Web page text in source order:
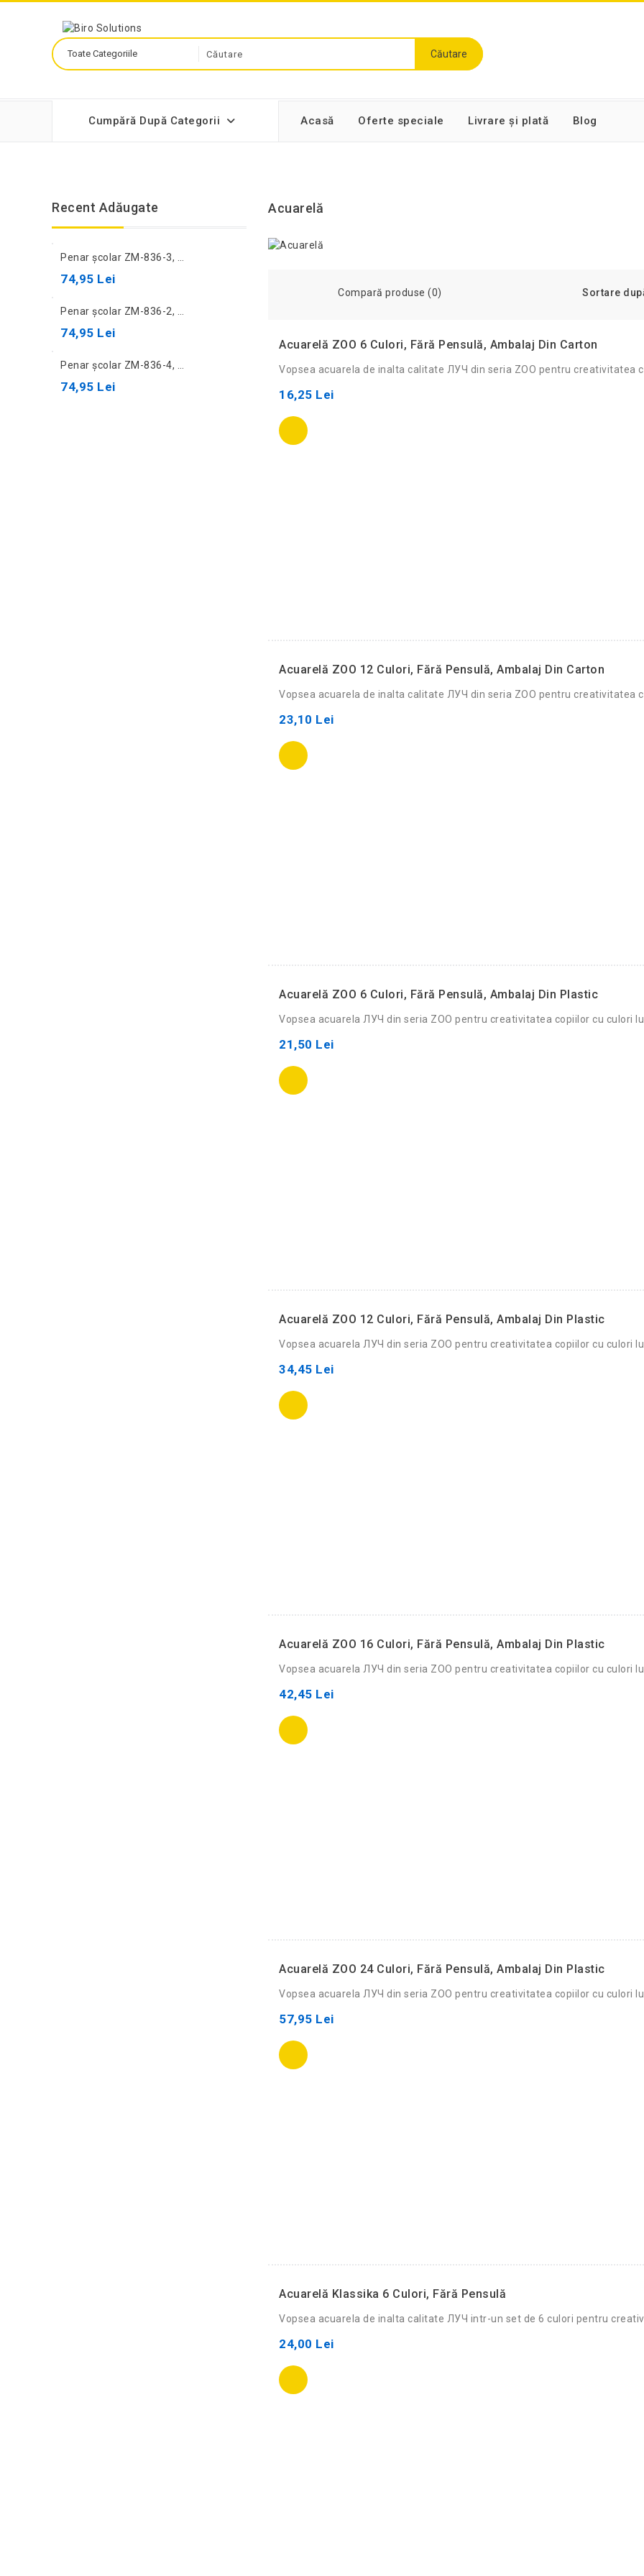
Căutare
Cumpără După Categorii Acasă Oferte speciale Livrare și plată Blog
Recent Adăugate
74,95 Lei
74,95 Lei
74,95 Lei
Acuarelă
Compară produse (0) Sortare
Acuarelă ZOO 6 Culori, Fără Pensulă, Ambalaj Din Carton
Vopsea acuarela de inalta calitate ЛУЧ din seria ZOO pentru creativitatea
16,25 Lei
Acuarelă ZOO 12 Culori, Fără Pensulă, Ambalaj Din Carton
Vopsea acuarela de inalta calitate ЛУЧ din seria ZOO pentru creativitatea
23,10 Lei
Acuarelă ZOO 6 Culori, Fără Pensulă, Ambalaj Din Plastic
Vopsea acuarela ЛУЧ din seria ZOO pentru creativitatea copiilor cu culori
21,50 Lei
Acuarelă ZOO 12 Culori, Fără Pensulă, Ambalaj Din Plastic
Vopsea acuarela ЛУЧ din seria ZOO pentru creativitatea copiilor cu culori
34,45 Lei
Acuarelă ZOO 16 Culori, Fără Pensulă, Ambalaj Din Plastic
Vopsea acuarela ЛУЧ din seria ZOO pentru creativitatea copiilor cu culori
42,45 Lei
Acuarelă ZOO 24 Culori, Fără Pensulă, Ambalaj Din Plastic
Vopsea acuarela ЛУЧ din seria ZOO pentru creativitatea copiilor cu culori
57,95 Lei
Acuarelă Klassika 6 Culori, Fără Pensulă
Vopsea acuarela de inalta calitate ЛУЧ intr-un set de 6 culori pentru
24,00 Lei